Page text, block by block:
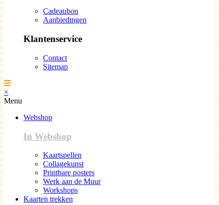
Cadeaubon
Aanbiedingen
Klantenservice
Contact
Sitemap
×
Menu
Webshop
In Webshop
Kaartspellen
Collagekunst
Printbare posters
Werk aan de Muur
Workshops
Kaarten trekken